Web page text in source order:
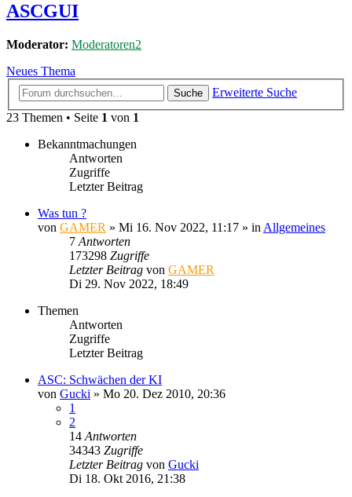
ASCGUI
Moderator: Moderatoren2
Neues Thema
Suche
Erweiterte Suche
23 Themen • Seite 1 von 1
Bekanntmachungen
Antworten
Zugriffe
Letzter Beitrag
Was tun ?
von GAMER » Mi 16. Nov 2022, 11:17 » in Allgemeines
7 Antworten
173298 Zugriffe
Letzter Beitrag von GAMER
Di 29. Nov 2022, 18:49
Themen
Antworten
Zugriffe
Letzter Beitrag
ASC: Schwächen der KI
von Gucki » Mo 20. Dez 2010, 20:36
1
2
14 Antworten
34343 Zugriffe
Letzter Beitrag von Gucki
Di 18. Okt 2016, 21:38